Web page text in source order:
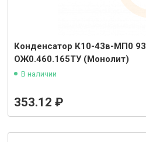
Конденсатор К10-43в-МП0
ОЖ0.460.165ТУ (Монолит)
В наличии
353.12 ₽